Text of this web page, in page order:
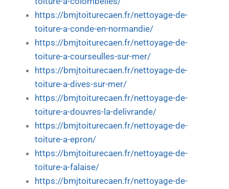
https://bmjtoiturecaen.fr/nettoyage-de-
toiture-a-conde-en-normandie/
https://bmjtoiturecaen.fr/nettoyage-de-
toiture-a-courseulles-sur-mer/
https://bmjtoiturecaen.fr/nettoyage-de-
toiture-a-dives-sur-mer/
https://bmjtoiturecaen.fr/nettoyage-de-
toiture-a-douvres-la-delivrande/
https://bmjtoiturecaen.fr/nettoyage-de-
toiture-a-epron/
https://bmjtoiturecaen.fr/nettoyage-de-
toiture-a-falaise/
https://bmjtoiturecaen.fr/nettoyage-de-